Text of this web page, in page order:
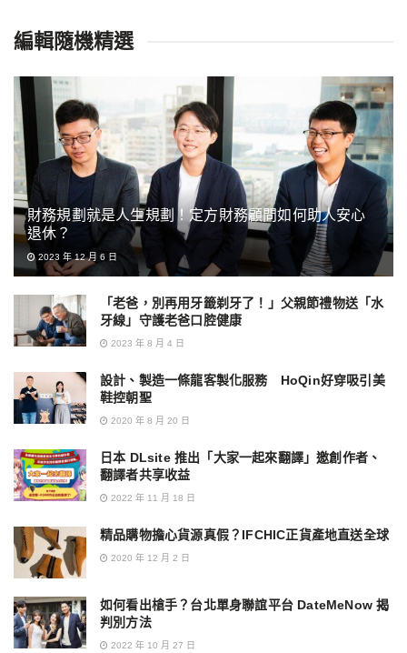
編輯隨機精選
財務規劃就是人生規劃！定方財務顧問如何助人安心
退休？
2023 年 12 月 6 日
「老爸，別再用牙籤剃牙了！」父親節禮物送「水
牙線」守護老爸口腔健康
2023 年 8 月 4 日
設計、製造一條龍客製化服務 HoQin好穿吸引美
鞋控朝聖
2020 年 8 月 20 日
日本 DLsite 推出「大家一起來翻譯」邀創作者、
翻譯者共享收益
2022 年 11 月 18 日
精品購物擔心貨源真假？IFCHIC正貨產地直送全球
2020 年 12 月 2 日
如何看出槍手？台北單身聯誼平台 DateMeNow 揭
判別方法
2022 年 10 月 27 日